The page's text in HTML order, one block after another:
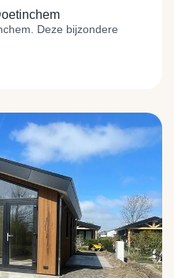
Deze bijzondere